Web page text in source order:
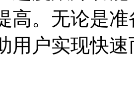
高。无论是
用户实现快